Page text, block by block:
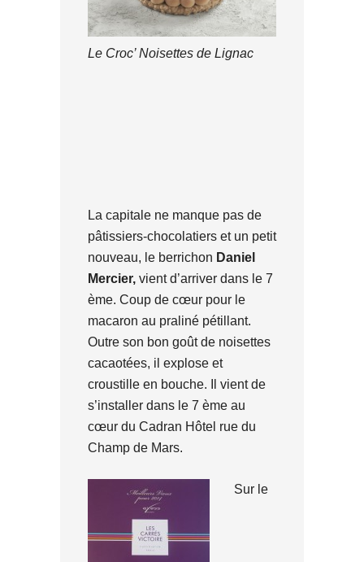
Le Croc’ Noisettes de Lignac
La capitale ne manque pas de
pâtissiers-chocolatiers et un petit
nouveau, le berrichon Daniel
Mercier, vient d’arriver dans le 7
ème. Coup de cœur pour le
macaron au praliné pétillant.
Outre son bon goût de noisettes
cacaotées, il explose et
croustille en bouche. Il vient de
s’installer dans le 7 ème au
cœur du Cadran Hôtel rue du
Champ de Mars.
Sur le